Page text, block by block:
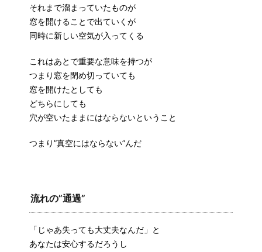
それまで溜まっていたものが
窓を開けることで出ていくが
同時に新しい空気が入ってくる
これはあとで重要な意味を持つが
つまり窓を閉め切っていても
窓を開けたとしても
どちらにしても
穴が空いたままにはならないということ
つまり”真空にはならない”んだ
流れの”通過”
「じゃあ失っても大丈夫なんだ」と
あなたは安心するだろうし